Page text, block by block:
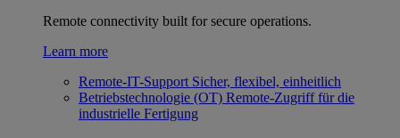
Remote connectivity built for secure operations.
Learn more
Remote-IT-Support Sicher, flexibel, einheitlich
Betriebstechnologie (OT) Remote-Zugriff für die
industrielle Fertigung